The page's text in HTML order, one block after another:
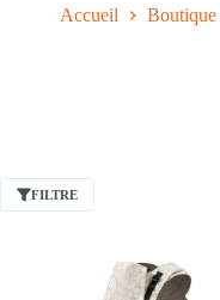
Accueil Boutique
FILTRE